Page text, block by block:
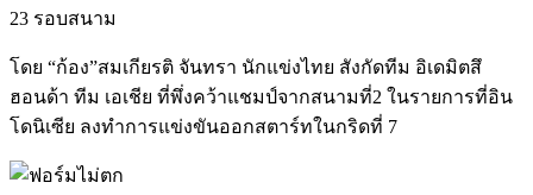
23 รอบสนาม
โดย “ก้อง”สมเกียรติ จันทรา นักแข่งไทย สังกัดทีม อิเดมิตสึ
ฮอนด้า ทีม เอเชีย ที่พึ่งคว้าแชมป์จากสนามที่2 ในรายการที่อิน
โดนิเซีย ลงทำการแข่งขันออกสตาร์ทในกริดที่ 7